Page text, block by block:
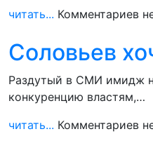
читать... Комментариев
Соловьев
Раздутый в СМИ имидж
конкуренцию властям,…
читать... Комментариев